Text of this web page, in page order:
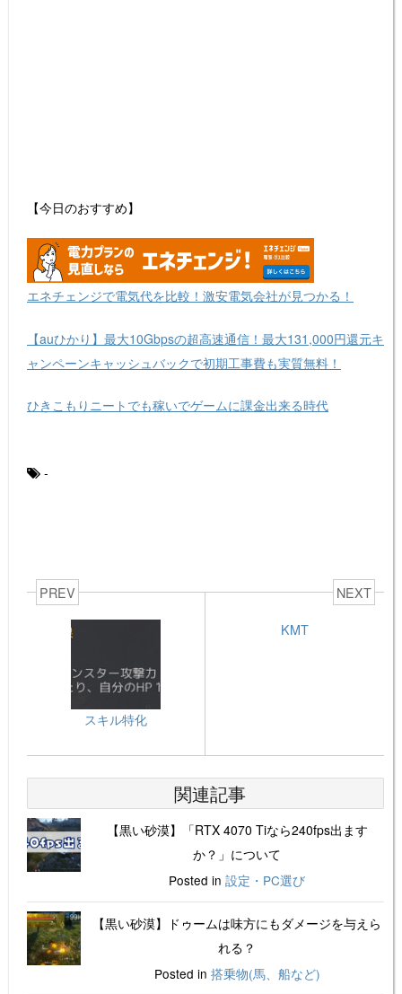
【今日のおすすめ】
エネチェンジで電気代を比較！激安電気会社が見つかる！
【auひかり】最大10Gbpsの超高速通信！最大131,000円還元キ
ャンペーンキャッシュバックで初期工事費も実質無料！
ひきこもりニートでも稼いでゲームに課金出来る時代
-
PREV
スキル特化
NEXT
KMT
関連記事
【黒い砂漠】「RTX 4070 Tiなら240fps出ます
か？」について
Posted in 設定・PC選び
【黒い砂漠】ドゥームは味方にもダメージを与えら
れる？
Posted in 搭乗物(馬、船など)